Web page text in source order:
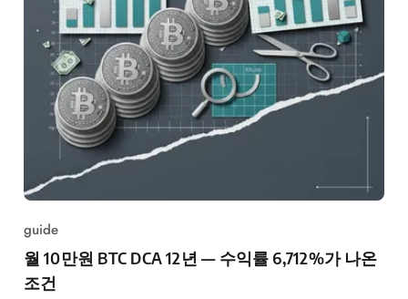
guide
월 10만원 BTC DCA 12년 — 수익률 6,712%가 나온
조건